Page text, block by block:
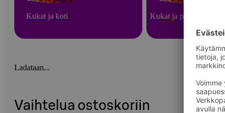
Kukat ja koti Kukat ja puutarha
Ladataan...
Vaihtelua ostoskoriin